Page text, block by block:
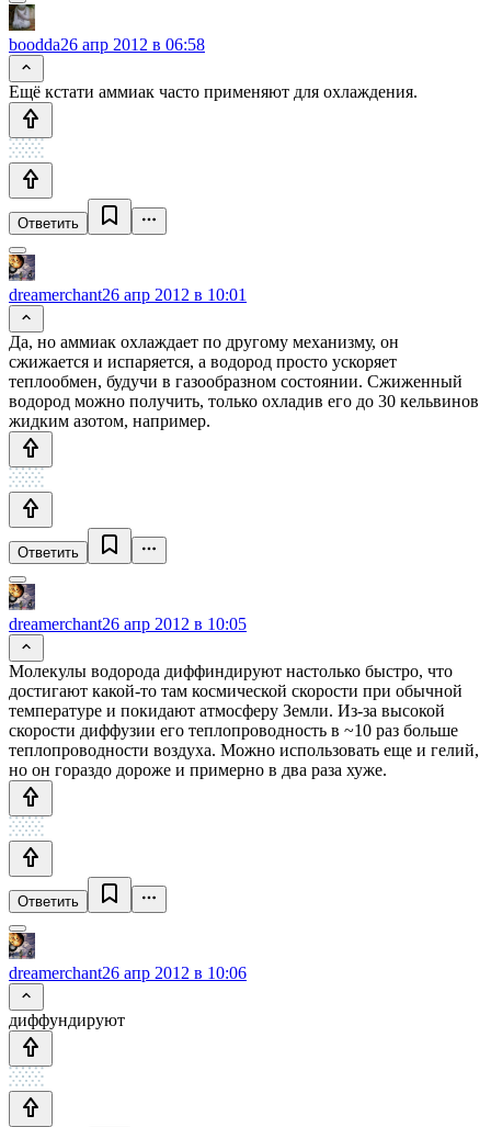
boodda26 апр 2012 в 06:58
Ещё кстати аммиак часто применяют для охлаждения.
Ответить
dreamerchant26 апр 2012 в 10:01
Да, но аммиак охлаждает по другому механизму, он
сжижается и испаряется, а водород просто ускоряет
теплообмен, будучи в газообразном состоянии. Сжиженный
водород можно получить, только охладив его до 30 кельвинов
жидким азотом, например.
Ответить
dreamerchant26 апр 2012 в 10:05
Молекулы водорода диффиндируют настолько быстро, что
достигают какой-то там космической скорости при обычной
температуре и покидают атмосферу Земли. Из-за высокой
скорости диффузии его теплопроводность в ~10 раз больше
теплопроводности воздуха. Можно использовать еще и гелий,
но он гораздо дороже и примерно в два раза хуже.
Ответить
dreamerchant26 апр 2012 в 10:06
диффундируют